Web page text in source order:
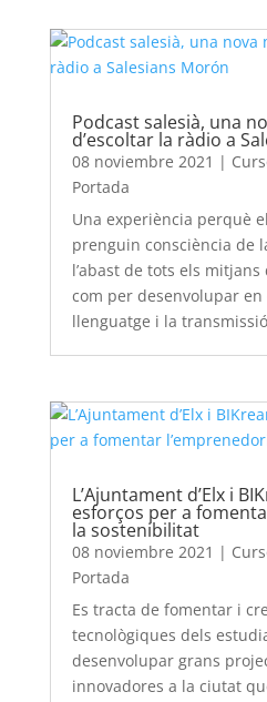
Podcast salesià, una
d’escoltar la ràdio a
08 noviembre 2021 |
Portada
Una experiència perquè
prenguin consciència de
l’abast de tots els
com per desenvolupar
llenguatge i la
L’Ajuntament d’Elx i
esforços per a
la sostenibilitat
08 noviembre 2021 |
Portada
Es tracta de fomentar i
tecnològiques dels
desenvolupar grans
innovadores a la ciutat